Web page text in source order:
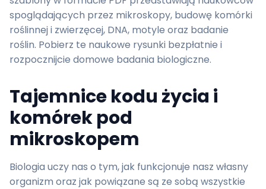
spoglądających przez mikroskopy, budowę komórki
roślinnej i zwierzęcej, DNA, motyle oraz badanie
roślin. Pobierz te naukowe rysunki bezpłatnie i
rozpocznijcie domowe badania biologiczne.
Tajemnice kodu życia i
komórek pod
mikroskopem
Biologia uczy nas o tym, jak funkcjonuje nasz własny
organizm oraz jak powiązane są ze sobą wszystkie